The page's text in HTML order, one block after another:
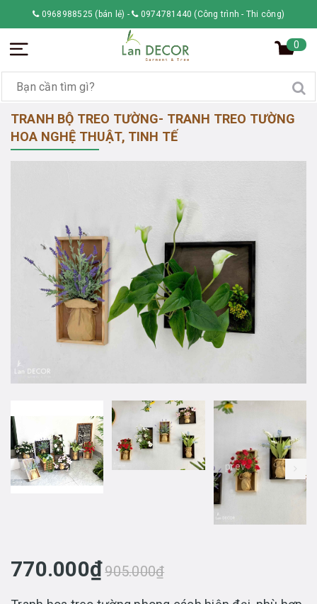
0968988525 (bán lẻ) - 0974781440 (Công trình - Thi công)
0
TRANH BỘ TREO TƯỜNG- TRANH TREO TƯỜNG
HOA NGHỆ THUẬT, TINH TẾ
prev
770.000₫905.000₫